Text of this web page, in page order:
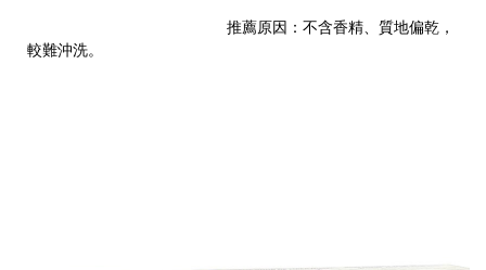
推薦原因：不含香精、質地偏乾，
較難沖洗。